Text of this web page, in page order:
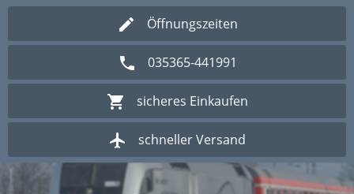
Öffnungszeiten
035365-441991
sicheres Einkaufen
schneller Versand
Wir freuen uns, das Sie uns besuchen.
Herzlich Willkommen im Onlineshop
Modellbahn - Eck Kloppe.